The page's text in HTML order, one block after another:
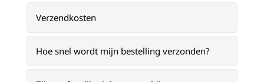
Verzendkosten
Hoe snel wordt mijn bestelling verzonden?